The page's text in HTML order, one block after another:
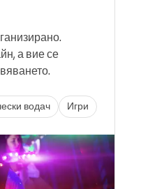
а вие се
водач Игри